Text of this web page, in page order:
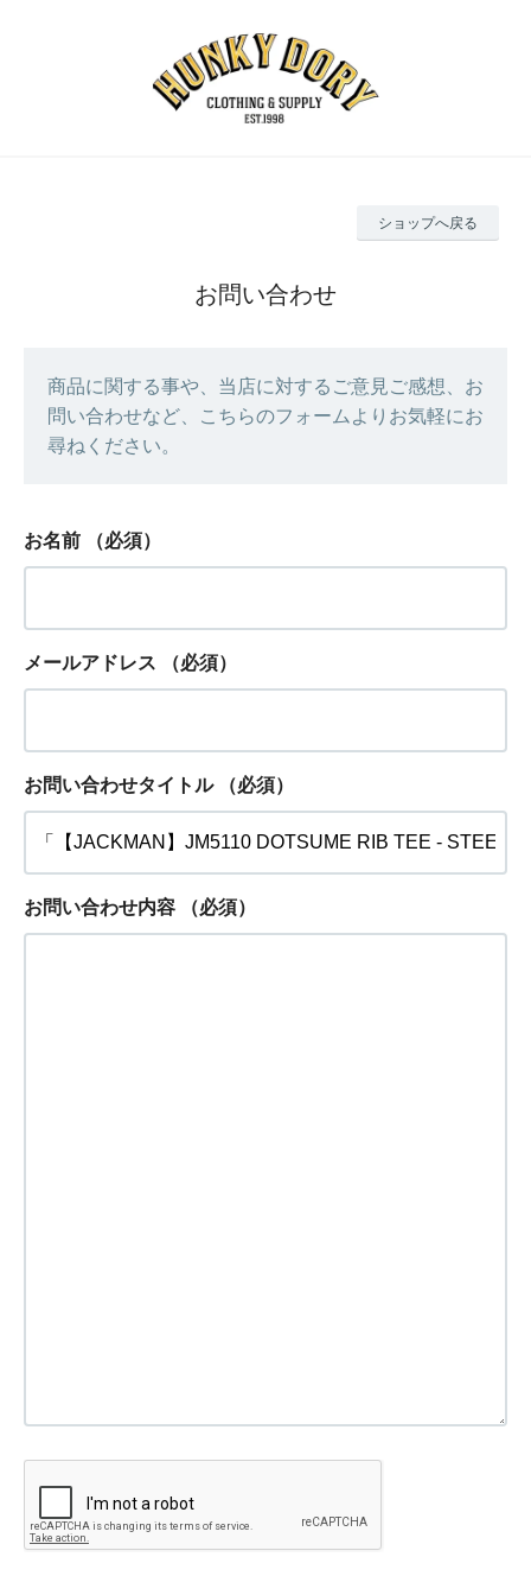
ショップへ戻る
お問い合わせ
商品に関する事や、当店に対するご意見ご感想、お
問い合わせなど、こちらのフォームよりお気軽にお
尋ねください。
お名前 （必須）
メールアドレス （必須）
お問い合わせタイトル （必須）
お問い合わせ内容 （必須）